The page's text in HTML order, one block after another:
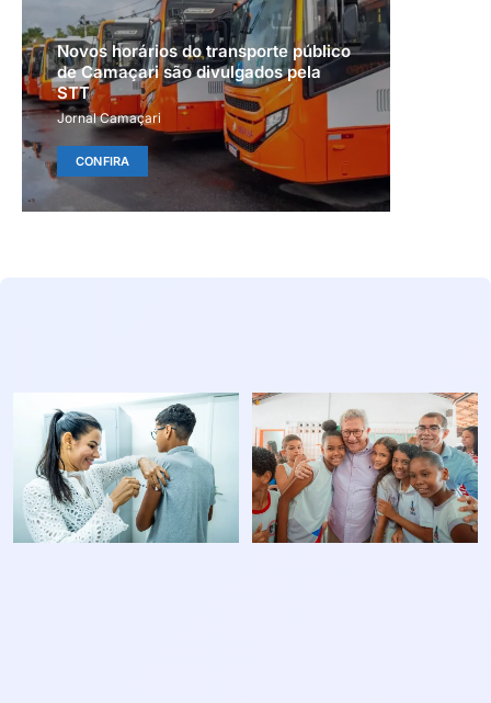
Novos horários do transporte público
de Camaçari são divulgados pela
STT
Jornal Camaçari
CONFIRA